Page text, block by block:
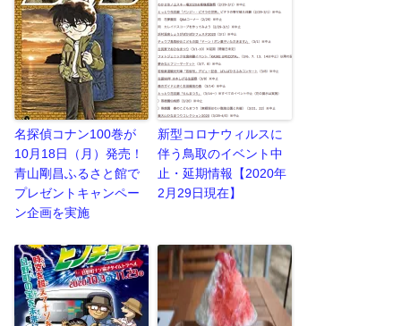
名探偵コナン100巻が
10月18日（月）発売！
青山剛昌ふるさと館で
プレゼントキャンペー
ン企画を実施
新型コロナウィルスに
伴う鳥取のイベント中
止・延期情報【2020年
2月29日現在】